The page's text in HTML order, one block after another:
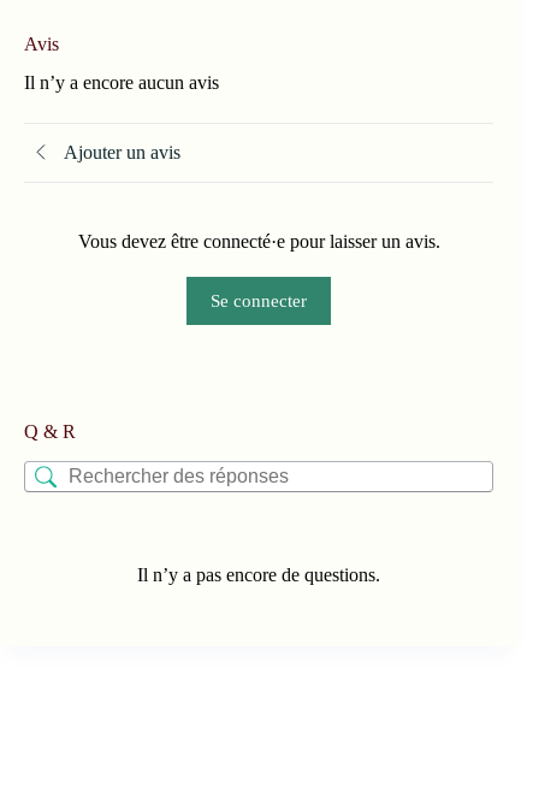
Avis
Il n’y a encore aucun avis
Ajouter un avis
Vous devez être connecté·e pour laisser un avis.
Se connecter
Q & R
Il n’y a pas encore de questions.